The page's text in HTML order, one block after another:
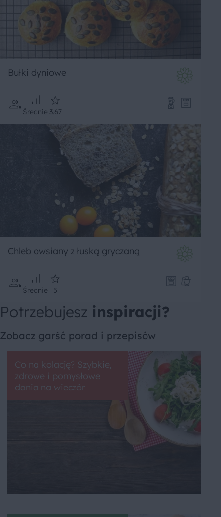
Bułki dyniowe
Średnie 3.67
Chleb owsiany z łuską gryczaną
Średnie 5
Potrzebujesz inspiracji?
Zobacz garść porad i przepisów
Co na kolację? Szybkie,
zdrowe i pomysłowe
dania na wieczór